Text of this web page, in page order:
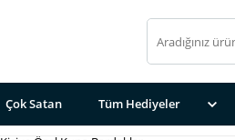
Çok Satan Tüm Hediyeler